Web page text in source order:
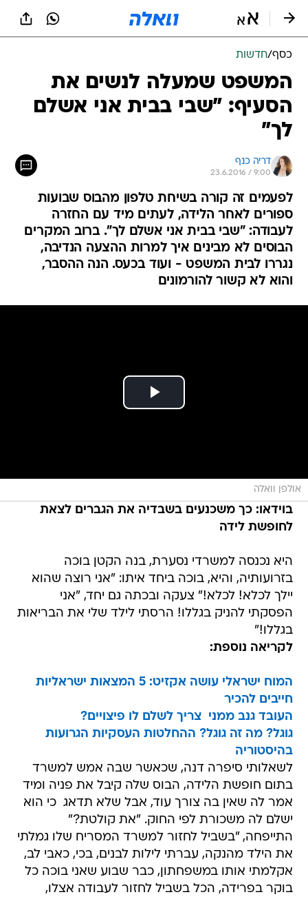
כסף/חדשות
המשפט שמעלה לנשים את
הסעיף: "שבי בבית אני אשלם
לך"
דריה כנף
23.6.2016 / 9:00
לפעמים זה קורה בשיחת טלפון מהבוס שבועות
ספורים לאחר הלידה, לעתים מיד עם החזרה
לעבודה: "שבי בבית אני אשלם לך". ברוב המקרים
הבוסים לא מבינים איך למרות ההצעה הנדיבה,
נגררו לבית המשפט - ועוד בכעס. הנה ההסבר,
והוא לא קשור להורמונים
אולפן וואלה
בוידאו: כך משכנעים בשבדיה את הגברים לצאת
לחופשת לידה
היא נכנסה למשרדי נסערת, בנה הקטן בוכה
בזרועותיה, והיא, בוכה ביחד איתו: "אני רוצה שהוא
יילך לכלא! לכלא!" צעקה ובכתה גם יחד, "אני
הפסקתי להניק בגללו! הרסתי לילד שלי את הבריאות
בגללו!"
לקריאה נוספת:
המוח ישראלי עושה אקזיט: 5 המצאות ישראליות
חייבים להכיר
העובד גנב ממני  צריך לשלם לו פיצויים?
גוגל? מה זה גוגל? ההחלטות העסקיות הגרועות
בהיסטוריה
לשאלותי סיפרה דנה, שכאשר שבה אמש למשרד
בתום חופשת הלידה, הבוס שלה קיבל את פניה ומיד
אמר לה שאין בה צורך עוד, אבל שלא תדאג  כי הוא
ישלם לה משכורת לפי החוק. "את קולטת?"
התייפחה, "בשביל לחזור למשרד המסריח שלו גמלתי
את הילד מהנקה, עברתי לילות לבנים, בכי, כאבי לב,
אקלמתי אותו במשפחתון, כבר שבוע שאני בוכה כל
בוקר בפרידה, הכל בשביל לחזור לעבודה אצלו,